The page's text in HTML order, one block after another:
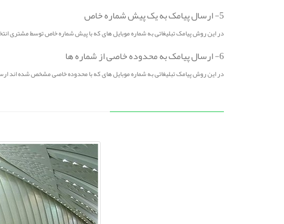
5- ارسال پیامک به یک پیش شماره خاص
در این روش پیامک تبلیغاتی به شماره موبایل های که با پیش شماره خاص توسط مشتری
6- ارسال پیامک به محدوده خاصی از شماره ها
در این روش پیامک تبلیغاتی به شماره موبایل های که با محدوده خاصی مشخص شده اند ارسال میشود مثلا شماره 09122420000